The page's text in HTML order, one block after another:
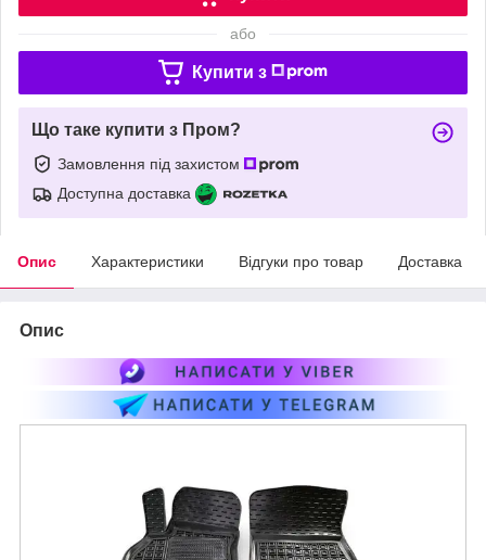
або
Купити з
Що таке купити з Пром?
Замовлення під захистом
Доступна доставка
Опис Характеристики Відгуки про товар Доставка
Опис